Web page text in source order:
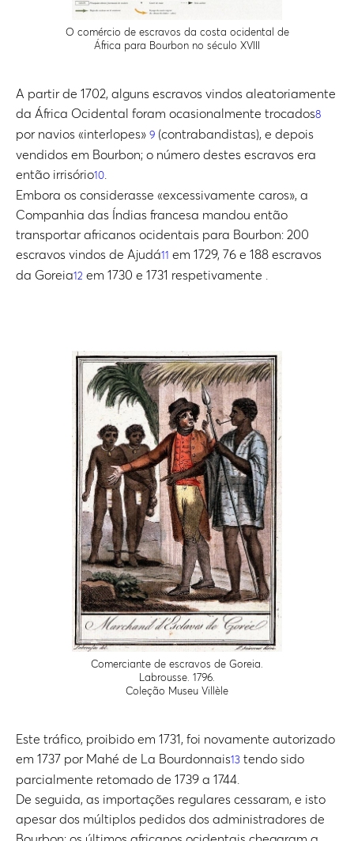
O comércio de escravos da costa ocidental de
África para Bourbon no século XVIII
A partir de 1702, alguns escravos vindos aleatoriamente
da África Ocidental foram ocasionalmente trocados8
por navios «interlopes» 9 (contrabandistas), e depois
vendidos em Bourbon; o número destes escravos era
então irrisório10
Embora os considerasse «excessivamente caros», a
Companhia das Índias francesa mandou então
transportar africanos ocidentais para Bourbon: 200
escravos vindos de Ajudá11 em 1729, 76 e 188 escravos
da Goreia12 em 1730 e 1731 respetivamente .
Comerciante de escravos de Goreia.
Labrousse. 1796.
Coleção Museu Villèle
Este tráfico, proibido em 1731, foi novamente autorizado
em 1737 por Mahé de La Bourdonnais13 tendo sido
parcialmente retomado de 1739 a 1744.
De seguida, as importações regulares cessaram, e isto
apesar dos múltiplos pedidos dos administradores de